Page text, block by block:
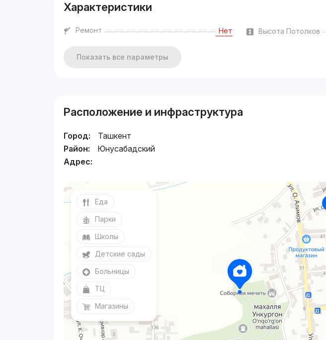
Характеристики
Ремонт Нет Высота Потолков
Показать все параметры
Расположение и инфраструктура
Город:
Ташкент
Район:
Юнусабадский
Адрес:
Еда
Парки
Школы
Детские сады
Больницы
ТЦ
Магазины